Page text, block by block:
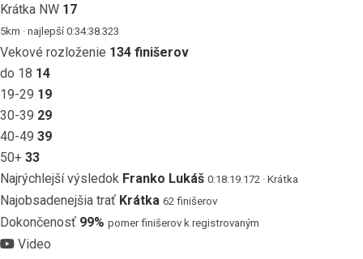
Krátka NW 17
5km · najlepší 0:34:38.323
Vekové rozloženie 134 finišerov
do 18 14
19-29 19
30-39 29
40-49 39
50+ 33
Najrýchlejší výsledok Franko Lukáš 0:18:19.172 · Krátka
Najobsadenejšia trať Krátka 62 finišerov
Dokončenosť 99% pomer finišerov k registrovaným
Video